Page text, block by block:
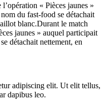
« Pièces jaunes »
du fast-food se détachait
blanc.Durant le match
jaunes » auquel participait
détachait nettement, en
adipiscing elit. Ut elit tellus,
dapibus leo.